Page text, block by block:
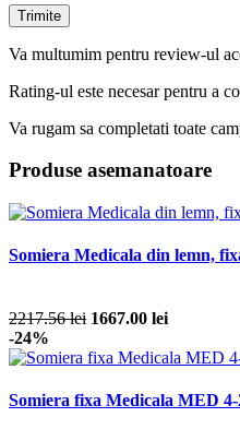
Va multumim pentru review-ul
Rating-ul este necesar pentru a
Va rugam sa completati toate
Produse asemanatoare
Somiera Medicala din lemn,
2217.56 lei 1667.00 lei
-24%
Somiera fixa Medicala MED 4-